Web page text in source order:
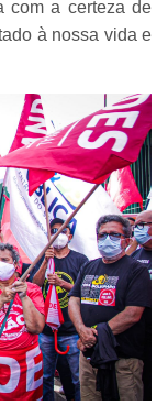
com a certeza de
à nossa vida e